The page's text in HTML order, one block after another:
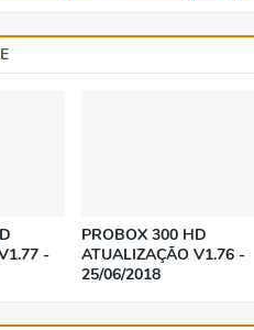
-
PROBOX 300 HD
ATUALIZAÇÃO V1.76 -
25/06/2018